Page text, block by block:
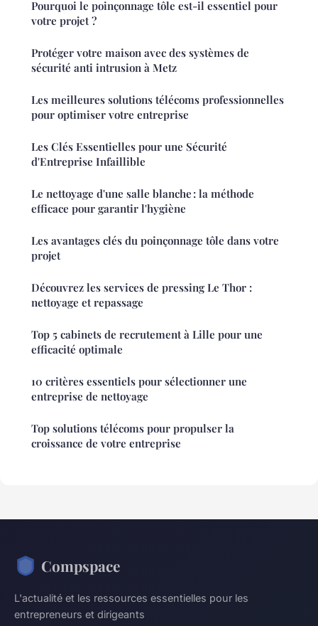
Pourquoi le poinçonnage tôle est-il essentiel pour
votre projet ?
Protéger votre maison avec des systèmes de
sécurité anti intrusion à Metz
Les meilleures solutions télécoms professionnelles
pour optimiser votre entreprise
Les Clés Essentielles pour une Sécurité
d'Entreprise Infaillible
Le nettoyage d'une salle blanche : la méthode
efficace pour garantir l'hygiène
Les avantages clés du poinçonnage tôle dans votre
projet
Découvrez les services de pressing Le Thor :
nettoyage et repassage
Top 5 cabinets de recrutement à Lille pour une
efficacité optimale
10 critères essentiels pour sélectionner une
entreprise de nettoyage
Top solutions télécoms pour propulser la
croissance de votre entreprise
Compspace
L'actualité et les ressources essentielles pour les
entrepreneurs et dirigeants